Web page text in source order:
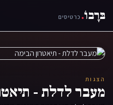
בּרָבוֹ. כרטיסים
הצגות
מעבר לדלת -